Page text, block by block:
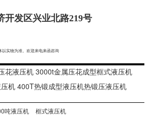
开发区兴业北路219号
实物为准。欢迎来电来函咨询
花液压机 3000t金属压花成型框式液压机
机 400T热锻成型液压机热锻压液压机
吨液压机
框式液压机